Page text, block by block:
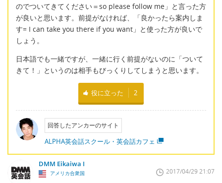
のでついてきてください＝so please follow me」と言った方
が良いと思います。前提がなければ、「良かったら案内しま
す= I can take you there if you want」と使った方が良いで
しょう。
日本語でも一緒ですが、一緒に行く前提がないのに「ついて
きて！」というのは相手もびっくりしてしまうと思います。
役に立った 2
回答したアンカーのサイト
ALPHA英会話スクール・英会話カフェ
DMM Eikaiwa I
アメリカ合衆国 2017/04/29 21:07